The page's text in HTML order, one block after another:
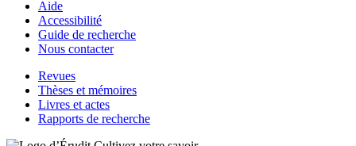
Aide
Accessibilité
Guide de recherche
Nous contacter
Revues
Thèses et mémoires
Livres et actes
Rapports de recherche